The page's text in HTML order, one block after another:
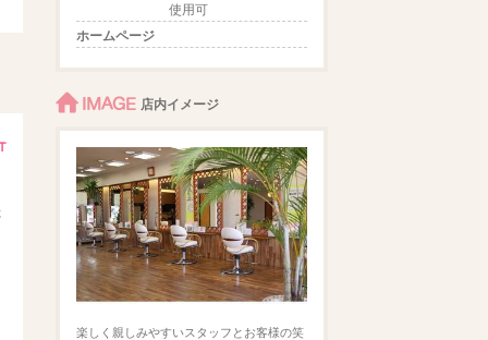
使用可
ホームページ
IMAGE 店内イメージ
楽しく親しみやすいスタッフとお客様の笑